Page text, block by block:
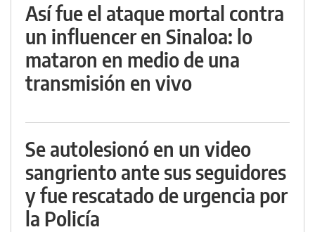
Así fue el ataque mortal contra
un influencer en Sinaloa: lo
mataron en medio de una
transmisión en vivo
Se autolesionó en un video
sangriento ante sus seguidores
y fue rescatado de urgencia por
la Policía